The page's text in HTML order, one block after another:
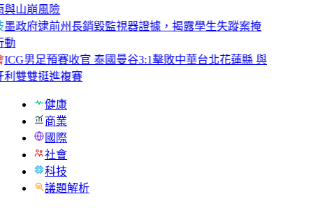
與山崩風險
墨政府逮前州長銷毀監視器證據，揭露學生失蹤案掩
動
ICG男足預賽收官 泰國曼谷3:1擊敗中華台北花蓮縣 與
利雙雙挺進複賽
健康
商業
國際
社會
科技
議題解析